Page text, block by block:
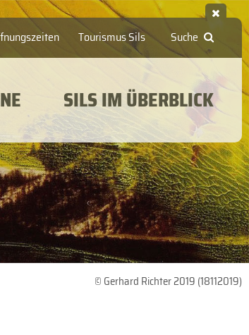
Suche
Tourismus Sils
SILS IM ÜBERBLICK
© Gerhard Richter 2019 (18112019)